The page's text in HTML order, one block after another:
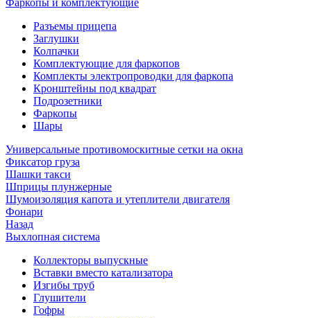
Фаркопы и комплектующие
Разъемы прицепа
Заглушки
Колпачки
Комплектующие для фаркопов
Комплекты электропроводки для фаркопа
Кронштейны под квадрат
Подрозетники
Фаркопы
Шары
Универсальные противомоскитные сетки на окна
Фиксатор груза
Шашки такси
Шприцы плунжерные
Шумоизоляция капота и утеплители двигателя
Фонари
Назад
Выхлопная система
Коллекторы выпускные
Вставки вместо катализатора
Изгибы труб
Глушители
Гофры